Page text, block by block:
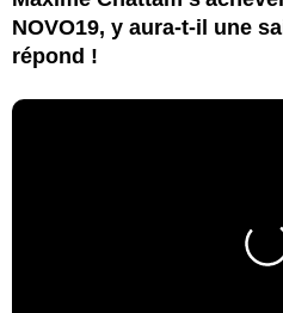
NOVO19, y aura-t-il une
répond !